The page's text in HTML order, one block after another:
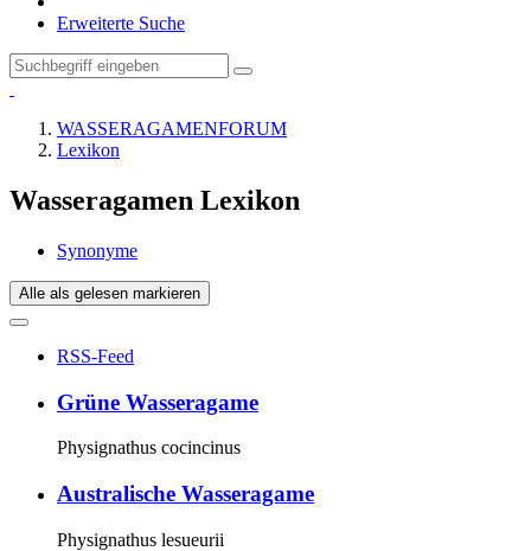
Erweiterte Suche
WASSERAGAMENFORUM
Lexikon
Wasseragamen Lexikon
Synonyme
Alle als gelesen markieren
RSS-Feed
Grüne Wasseragame
Physignathus cocincinus
Australische Wasseragame
Physignathus lesueurii